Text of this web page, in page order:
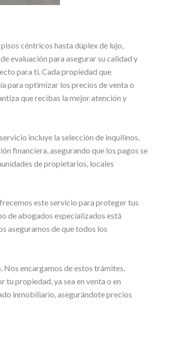
céntricos hasta dúplex de lujo,
evaluación para asegurar su calidad y
para ti. Cada propiedad que
para optimizar los precios de venta o
que recibas la mejor atención y
incluye la selección de inquilinos,
financiera, asegurando que los pagos se
de propietarios, locales
este servicio para proteger tus
de abogados especializados está
aseguramos de que todos los
encargamos de estos trámites,
propiedad, ya sea en venta o en
inmobiliario, asegurándote precios